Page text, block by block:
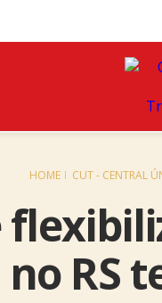
HOME CUT - CENTRAL
no RS